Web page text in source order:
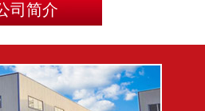
聚硫密封胶
司简介